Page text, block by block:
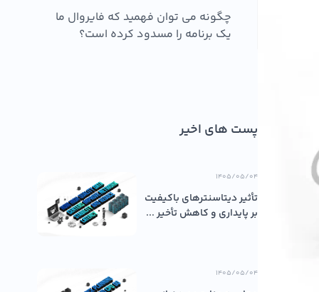
چگونه می توان فهمید که فایروال ما
یک برنامه را مسدود کرده است؟
پست های اخیر
۱۴۰۵/۰۵/۰۴
تأثیر دیتاسنترهای باکیفیت
بر پایداری و کاهش تأخیر ...
۱۴۰۵/۰۵/۰۴